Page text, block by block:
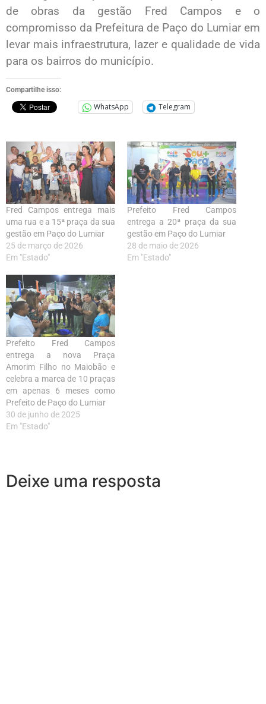
de obras da gestão Fred Campos e o
compromisso da Prefeitura de Paço do Lumiar em
levar mais infraestrutura, lazer e qualidade de vida
para os bairros do município.
Compartilhe isso:
WhatsApp Telegram
Fred Campos entrega mais
uma rua e a 15ª praça da sua
gestão em Paço do Lumiar
25 de março de 2026
Em "Estado"
Prefeito Fred Campos
entrega a 20ª praça da sua
gestão em Paço do Lumiar
28 de maio de 2026
Em "Estado"
Prefeito Fred Campos
entrega a nova Praça
Amorim Filho no Maiobão e
celebra a marca de 10 praças
em apenas 6 meses como
Prefeito de Paço do Lumiar
30 de junho de 2025
Em "Estado"
Deixe uma resposta